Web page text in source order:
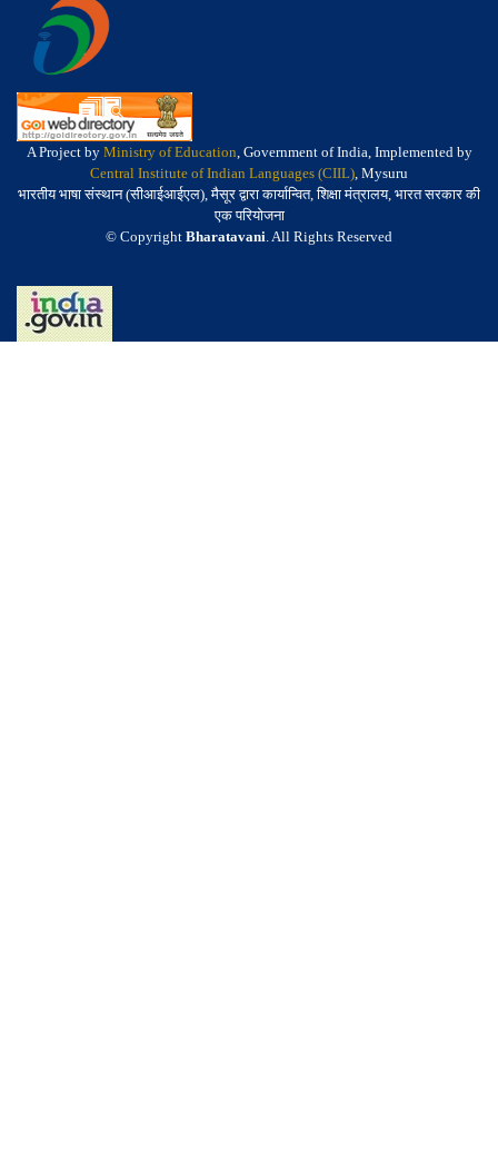
A Project by Ministry of Education, Government of India, Implemented by
Central Institute of Indian Languages (CIIL), Mysuru
भारतीय भाषा संस्थान (सीआईआईएल), मैसूर द्वारा कार्यान्वित, शिक्षा मंत्रालय, भारत सरकार की
एक परियोजना
© Copyright Bharatavani. All Rights Reserved